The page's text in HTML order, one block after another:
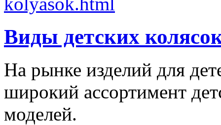
Виды детских
На рынке изделий для
широкий ассортимент
моделей.